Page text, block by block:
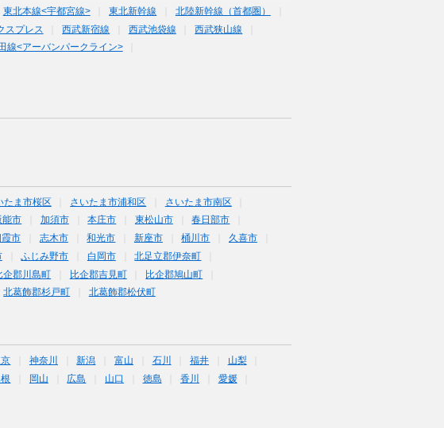
東北本線<宇都宮線> 東北新幹線
北陸新幹線（首都圏）
スプレス 西武新宿線 西武池袋線
西武狭山線
線<アーバンパークライン>
たま市桜区 さいたま市浦和区
さいたま市南区
能市 加須市 本庄市 東松山市
春日部市
霞市 志木市 和光市 新座市 桶川市
久喜市
ふじみ野市 白岡市
北足立郡伊奈町
企郡川島町 比企郡吉見町
比企郡鳩山町
北葛飾郡杉戸町 北葛飾郡松伏町
神奈川 新潟 富山 石川 福井
山梨
岡山 広島 山口 徳島 香川
愛媛